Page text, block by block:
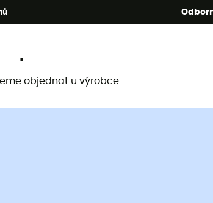
s kódem Summer5
objednat u výrobce.